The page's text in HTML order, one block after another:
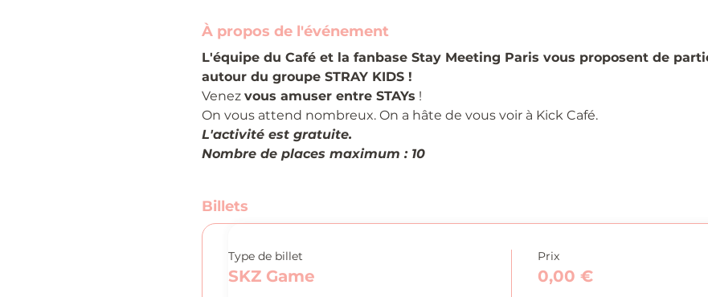
À propos de l'événement
L'équipe du Café et la fanbase Stay Meeting Paris vous proposent de
autour du groupe STRAY KIDS !
Venez vous amuser entre STAYs !
On vous attend nombreux. On a hâte de vous voir à Kick Café.
L'activité est gratuite.
Nombre de places maximum : 10
Billets
Type de billet
SKZ Game
Prix
0,00 €